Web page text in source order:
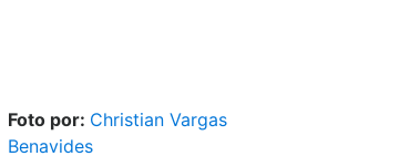
Foto por: Christian Vargas
Benavides